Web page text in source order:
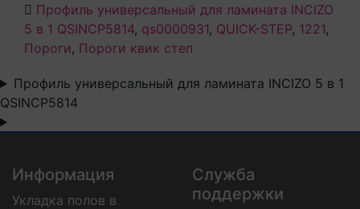
Профиль универсальный для ламината INCIZO
5 в 1 QSINCP5814, qs0000931, QUICK-STEP, 1221,
Пороги, Пороги квик степ
Профиль универсальный для ламината INCIZO 5 в 1
QSINCP5814
Информация
Укладка полов в
Служба
поддержки